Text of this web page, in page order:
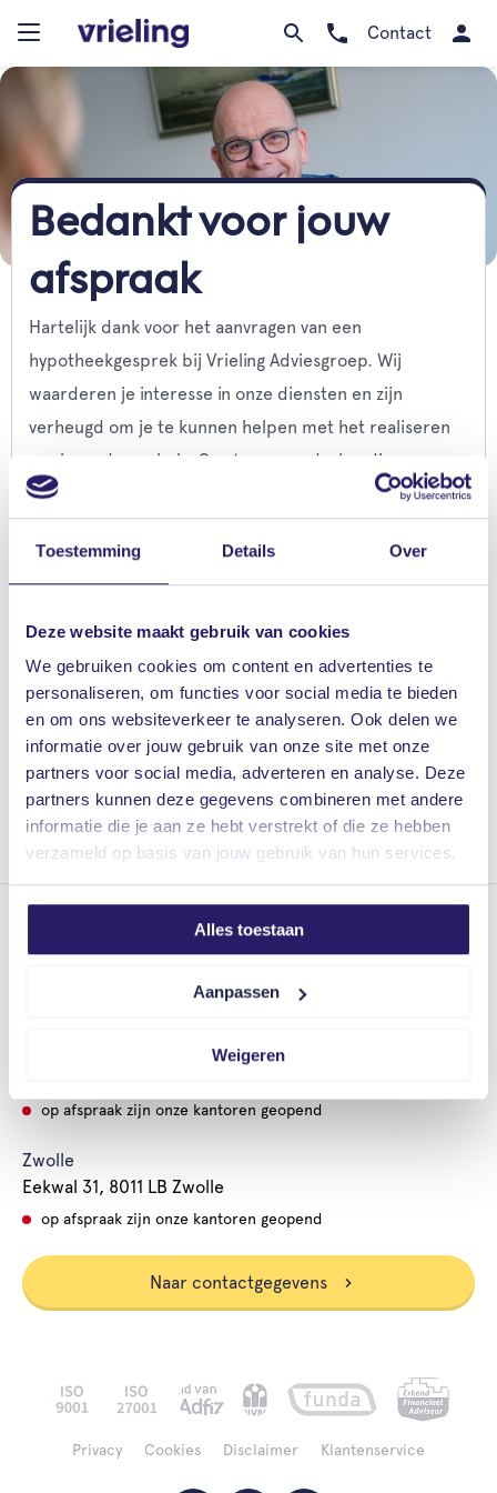
Toestemming Details Over
Deze website maakt gebruik van cookies
We gebruiken cookies om content en advertenties te
personaliseren, om functies voor social media te bieden
en om ons websiteverkeer te analyseren. Ook delen we
informatie over jouw gebruik van onze site met onze
partners voor social media, adverteren en analyse. Deze
partners kunnen deze gegevens combineren met andere
informatie die je aan ze hebt verstrekt of die ze hebben
verzameld op basis van jouw gebruik van hun services.
Alles toestaan
Aanpassen
Weigeren
Contact
Bedankt voor jouw
afspraak
Hartelijk dank voor het aanvragen van een
hypotheekgesprek bij Vrieling Adviesgroep. Wij
waarderen je interesse in onze diensten en zijn
verheugd om je te kunnen helpen met het realiseren
van jouw droomhuis. Ons team van deskundige
adviseurs staat voor je klaar om je te begeleiden in
van persoonlijk advies op maat.
voor vragen of opmerkingen via
0523 28 27 26
. We zijn
hier om je te helpen en jouw tevredenheid is onze
topprioriteit.
Tot snel!
op afspraak zijn onze kantoren geopend
op afspraak zijn onze kantoren geopend
Zwolle
Eekwal 31, 8011 LB Zwolle
op afspraak zijn onze kantoren geopend
Naar contactgegevens
Privacy Cookies Disclaimer Klantenservice